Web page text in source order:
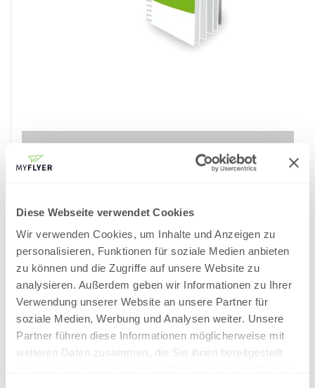
Diese Webseite verwendet Cookies
Wir verwenden Cookies, um Inhalte und Anzeigen zu
personalisieren, Funktionen für soziale Medien anbieten
zu können und die Zugriffe auf unsere Website zu
analysieren. Außerdem geben wir Informationen zu Ihrer
Verwendung unserer Website an unsere Partner für
soziale Medien, Werbung und Analysen weiter. Unsere
Partner führen diese Informationen möglicherweise mit
weiteren Daten zusammen, die Sie ihnen bereitgestellt
DATENBLÄTTER & DRUCKVORLAGEN
Datenblatt anzeigen